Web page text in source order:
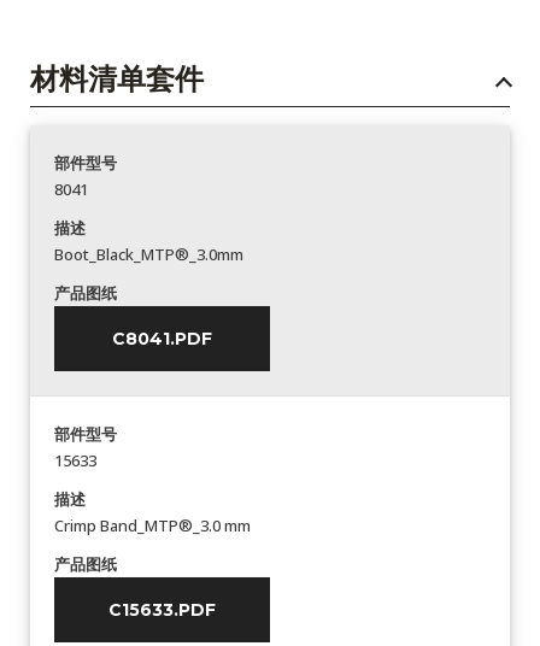
材料清单套件
部件型号
8041
描述
Boot_Black_MTP®_3.0mm
产品图纸
C8041.PDF
部件型号
15633
描述
Crimp Band_MTP®_3.0 mm
产品图纸
C15633.PDF